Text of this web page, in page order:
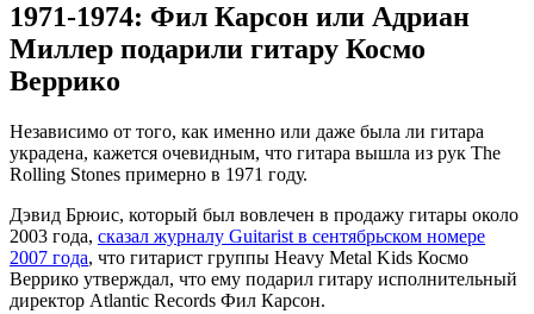
1971-1974: Фил Карсон или Адриан
Миллер подарили гитару Космо
Веррико
Независимо от того, как именно или даже была ли гитара
украдена, кажется очевидным, что гитара вышла из рук The
Rolling Stones примерно в 1971 году.
Дэвид Брюис, который был вовлечен в продажу гитары около
2003 года, сказал журналу Guitarist в сентябрьском номере
2007 года, что гитарист группы Heavy Metal Kids Космо
Веррико утверждал, что ему подарил гитару исполнительный
директор Atlantic Records Фил Карсон.